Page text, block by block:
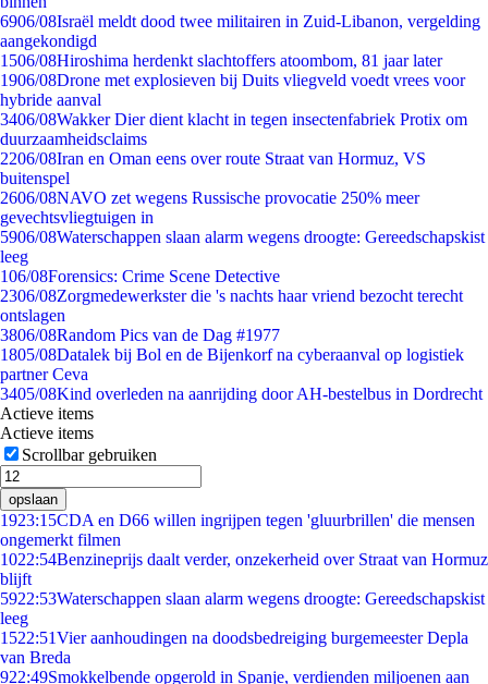
6906/08Israël meldt dood twee militairen in Zuid-Libanon, vergelding
aangekondigd
1506/08Hiroshima herdenkt slachtoffers atoombom, 81 jaar later
1906/08Drone met explosieven bij Duits vliegveld voedt vrees voor
hybride aanval
3406/08Wakker Dier dient klacht in tegen insectenfabriek Protix om
duurzaamheidsclaims
2206/08Iran en Oman eens over route Straat van Hormuz, VS
buitenspel
2606/08NAVO zet wegens Russische provocatie 250% meer
gevechtsvliegtuigen in
5906/08Waterschappen slaan alarm wegens droogte: Gereedschapskist
leeg
106/08Forensics: Crime Scene Detective
2306/08Zorgmedewerkster die 's nachts haar vriend bezocht terecht
ontslagen
3806/08Random Pics van de Dag #1977
1805/08Datalek bij Bol en de Bijenkorf na cyberaanval op logistiek
partner Ceva
3405/08Kind overleden na aanrijding door AH-bestelbus in Dordrecht
Actieve items
Actieve items
Scrollbar gebruiken
opslaan
1923:15CDA en D66 willen ingrijpen tegen 'gluurbrillen' die mensen
ongemerkt filmen
1022:54Benzineprijs daalt verder, onzekerheid over Straat van Hormuz
blijft
5922:53Waterschappen slaan alarm wegens droogte: Gereedschapskist
leeg
1522:51Vier aanhoudingen na doodsbedreiging burgemeester Depla
van Breda
922:49Smokkelbende opgerold in Spanje, verdienden miljoenen aan